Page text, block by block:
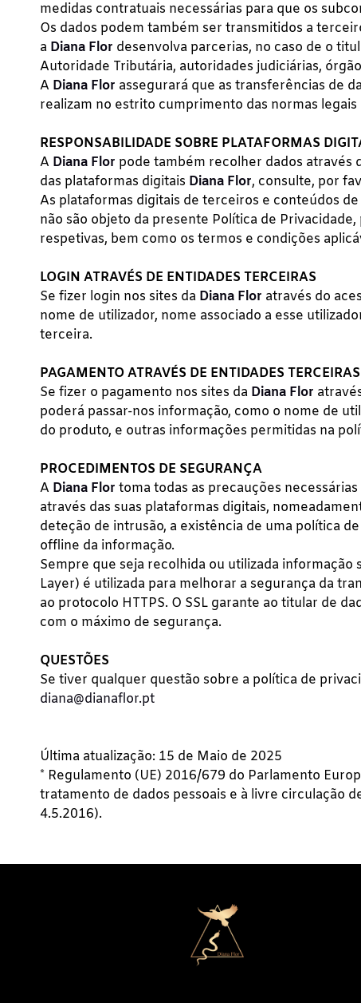
medidas contratuais necessárias para que os
Os dados podem também ser transmitidos a
a Diana Flor desenvolva parcerias, no caso de o
Autoridade Tributária, autoridades judiciárias,
A Diana Flor assegurará que as transferências de
realizam no estrito cumprimento das normas legais
RESPONSABILIDADE SOBRE PLATAFORMAS
A Diana Flor pode também recolher dados através
das plataformas digitais Diana Flor, consulte, por
As plataformas digitais de terceiros e conteúdos
não são objeto da presente Política de
respetivas, bem como os termos e condições
LOGIN ATRAVÉS DE ENTIDADES TERCEIRAS
Se fizer login nos sites da Diana Flor através do
nome de utilizador, nome associado a esse
terceira.
PAGAMENTO ATRAVÉS DE ENTIDADES TERCEIRAS
Se fizer o pagamento nos sites da Diana Flor
poderá passar-nos informação, como o nome de
do produto, e outras informações permitidas na
PROCEDIMENTOS DE SEGURANÇA
A Diana Flor toma todas as precauções
através das suas plataformas digitais,
deteção de intrusão, a existência de uma política
offline da informação.
Sempre que seja recolhida ou utilizada
Layer) é utilizada para melhorar a segurança da
ao protocolo HTTPS. O SSL garante ao titular de
com o máximo de segurança.
QUESTÕES
Se tiver qualquer questão sobre a política de
diana@dianaflor.pt
Última atualização: 15 de Maio de 2025
* Regulamento (UE) 2016/679 do Parlamento
tratamento de dados pessoais e à livre circulação
4.5.2016).